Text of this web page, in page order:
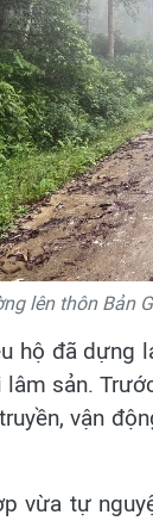
lên thôn Bản
hộ đã
lâm sản.
vận
vừa tự